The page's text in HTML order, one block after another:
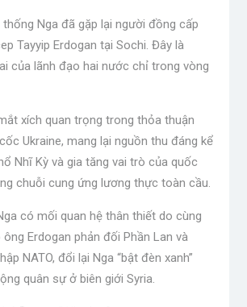
thống Nga đã gặp lại người đồng cấp
Tayyip Erdogan tại Sochi. Đây là
của lãnh đạo hai nước chỉ trong vòng
xích quan trọng trong thỏa thuận
Ukraine, mang lại nguồn thu đáng kể
Nhĩ Kỳ và gia tăng vai trò của quốc
chuỗi cung ứng lương thực toàn cầu.
có mối quan hệ thân thiết do cùng
Erdogan phản đối Phần Lan và
NATO, đổi lại Nga “bật đèn xanh”
quân sự ở biên giới Syria.